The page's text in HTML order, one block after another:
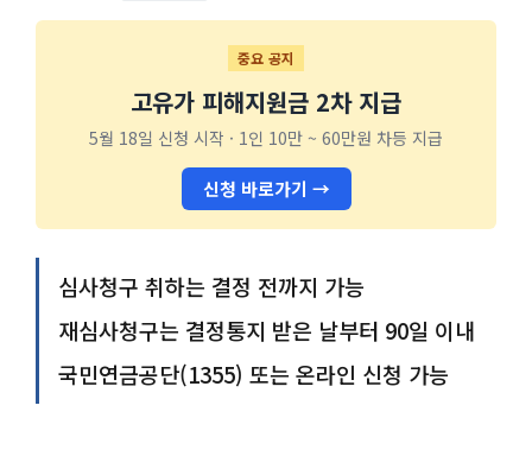
중요 공지
고유가 피해지원금 2차 지급
5월 18일 신청 시작 · 1인 10만 ~ 60만원 차등 지급
신청 바로가기 →
심사청구 취하는 결정 전까지 가능
재심사청구는 결정통지 받은 날부터 90일 이내
국민연금공단(1355) 또는 온라인 신청 가능